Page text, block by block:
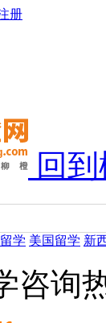
册
回
学 美国留学 新
咨询